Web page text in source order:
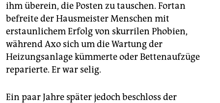
ihm überein, die Posten zu tauschen. Fortan
befreite der Hausmeister Menschen mit
erstaunlichem Erfolg von skurrilen Phobien,
während Axo sich um die Wartung der
Heizungsanlage kümmerte oder Bettenaufzüge
reparierte. Er war selig.
Ein paar Jahre später jedoch beschloss der